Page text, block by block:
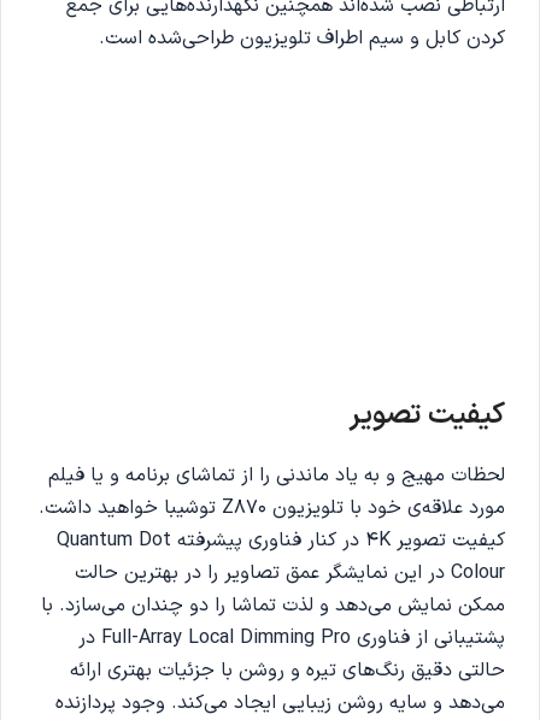
کردن کابل و سیم اطراف تلویزیون طراحی‌شده است.
کیفیت تصویر
لحظات مهیج و به یاد ماندنی را از تماشای برنامه و یا فیلم
مورد علاقه‌ی خود با تلویزیون Z870 توشیبا خواهید داشت.
کیفیت تصویر 4K در کنار فناوری پیشرفته Quantum Dot
Colour در این نمایشگر عمق تصاویر را در بهترین حالت
ممکن نمایش می‌دهد و لذت تماشا را دو چندان می‌سازد. با
پشتیبانی از فناوری Full-Array Local Dimming Pro در
حالتی دقیق رنگ‌های تیره و روشن با جزئیات بهتری ارائه
می‌دهد و سایه‌ روشن زیبایی ایجاد می‌کند. وجود پردازنده